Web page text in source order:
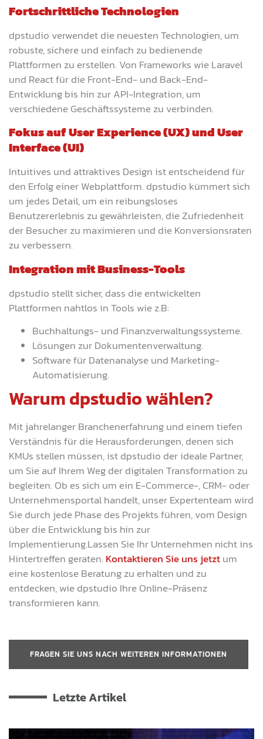
Fortschrittliche Technologien
dpstudio verwendet die neuesten Technologien, um
robuste, sichere und einfach zu bedienende
Plattformen zu erstellen. Von Frameworks wie Laravel
und React für die Front-End- und Back-End-
Entwicklung bis hin zur API-Integration, um
verschiedene Geschäftssysteme zu verbinden.
Fokus auf User Experience (UX) und User
Interface (UI)
Intuitives und attraktives Design ist entscheidend für
den Erfolg einer Webplattform. dpstudio kümmert sich
um jedes Detail, um ein reibungsloses
Benutzererlebnis zu gewährleisten, die Zufriedenheit
der Besucher zu maximieren und die Konversionsraten
zu verbessern.
Integration mit Business-Tools
dpstudio stellt sicher, dass die entwickelten
Plattformen nahtlos in Tools wie z.B:
Buchhaltungs- und Finanzverwaltungssysteme.
Lösungen zur Dokumentenverwaltung.
Software für Datenanalyse und Marketing-
Automatisierung.
Warum dpstudio wählen?
Mit jahrelanger Branchenerfahrung und einem tiefen
Verständnis für die Herausforderungen, denen sich
KMUs stellen müssen, ist dpstudio der ideale Partner,
um Sie auf Ihrem Weg der digitalen Transformation zu
begleiten. Ob es sich um ein E-Commerce-, CRM- oder
Unternehmensportal handelt, unser Expertenteam wird
Sie durch jede Phase des Projekts führen, vom Design
über die Entwicklung bis hin zur
Implementierung.Lassen Sie Ihr Unternehmen nicht ins
Hintertreffen geraten. Kontaktieren Sie uns jetztum
eine kostenlose Beratung zu erhalten und zu
entdecken, wie dpstudio Ihre Online-Präsenz
transformieren kann.
FRAGEN SIE UNS NACH WEITEREN INFORMATIONEN
Letzte Artikel